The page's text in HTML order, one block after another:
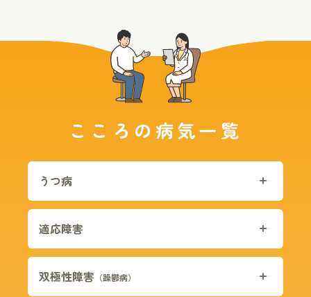
こころの病気一覧
うつ病
適応障害
双極性障害 （躁鬱病）